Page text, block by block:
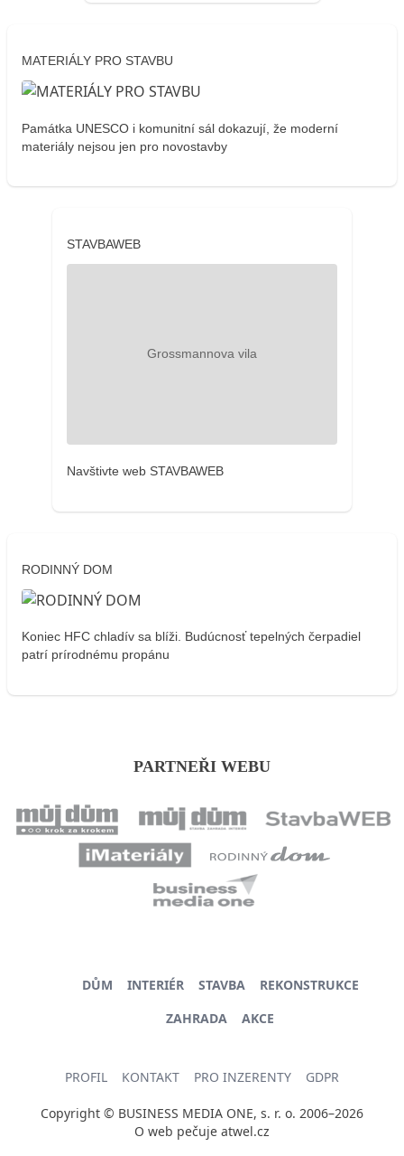
MATERIÁLY PRO STAVBU
Památka UNESCO i komunitní sál dokazují, že moderní
materiály nejsou jen pro novostavby
STAVBAWEB
Navštivte web STAVBAWEB
RODINNÝ DOM
Koniec HFC chladív sa blíži. Budúcnosť tepelných čerpadiel
patrí prírodnému propánu
PARTNEŘI WEBU
DŮM INTERIÉR STAVBA
REKONSTRUKCE
ZAHRADA
AKCE
PROFIL KONTAKT PRO INZERENTY GDPR
Copyright © BUSINESS MEDIA ONE, s. r. o. 2006–2026